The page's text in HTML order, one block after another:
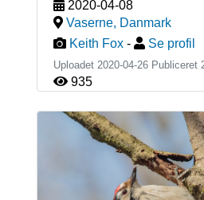
2020-04-08
Vaserne, Danmark
Keith Fox - Se profil
Uploadet 2020-04-26 Publiceret
935